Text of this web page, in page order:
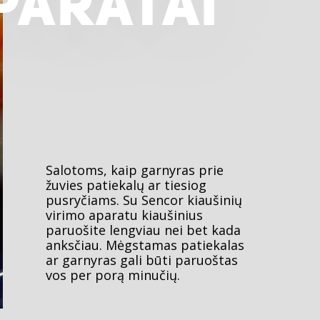
Salotoms, kaip garnyras prie
žuvies patiekalų ar tiesiog
pusryčiams. Su Sencor kiaušinių
virimo aparatu kiaušinius
paruošite lengviau nei bet kada
anksčiau. Mėgstamas patiekalas
ar garnyras gali būti paruoštas
vos per porą minučių.